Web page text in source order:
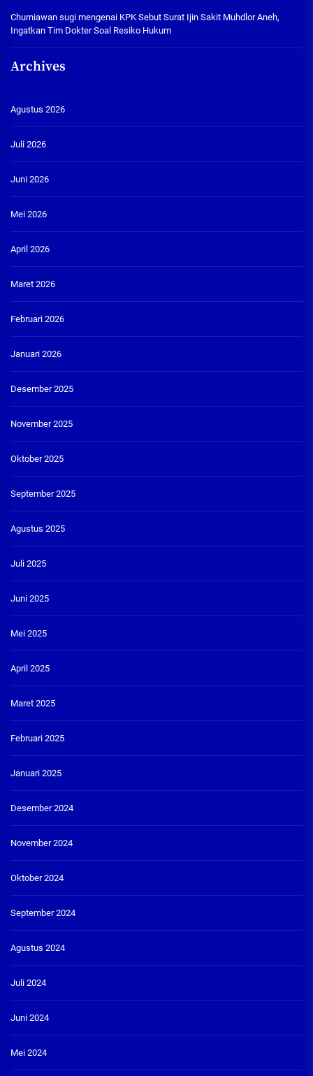
Churniawan sugi mengenai KPK Sebut Surat Ijin Sakit Muhdlor Aneh,
Ingatkan Tim Dokter Soal Resiko Hukum
Archives
Agustus 2026
Juli 2026
Juni 2026
Mei 2026
April 2026
Maret 2026
Februari 2026
Januari 2026
Desember 2025
November 2025
Oktober 2025
September 2025
Agustus 2025
Juli 2025
Juni 2025
Mei 2025
April 2025
Maret 2025
Februari 2025
Januari 2025
Desember 2024
November 2024
Oktober 2024
September 2024
Agustus 2024
Juli 2024
Juni 2024
Mei 2024